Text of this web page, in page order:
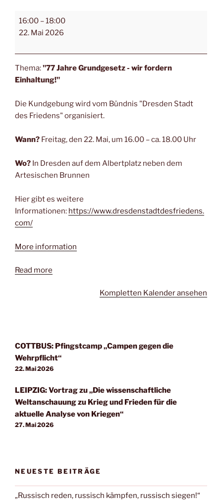
16:00 –18:00
22. Mai 2026
Thema:"77 Jahre Grundgesetz - wir fordern
Einhaltung!"
Die Kundgebung wird vom Bündnis "Dresden Stadt
des Friedens" organisiert.
Wann? Freitag, den 22. Mai, um 16.00 – ca. 18.00 Uhr
Wo? In Dresden auf dem Albertplatz neben dem
Artesischen Brunnen
Hier gibt es weitere
Informationen: https://www.dresdenstadtdesfriedens.
com/
More information
Read more
Kompletten Kalender ansehen
COTTBUS: Pfingstcamp „Campen gegen die
Wehrpflicht“
22. Mai 2026
LEIPZIG: Vortrag zu „Die wissenschaftliche
Weltanschauung zu Krieg und Frieden für die
aktuelle Analyse von Kriegen“
27. Mai 2026
NEUESTE BEITRÄGE
„Russisch reden, russisch kämpfen, russisch siegen!“